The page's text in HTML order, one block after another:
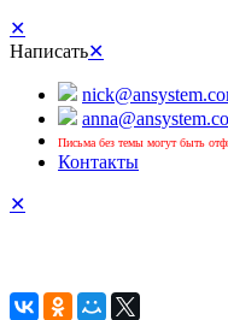
✕
Написать✕
Письма без темы могут быть
Контакты
✕